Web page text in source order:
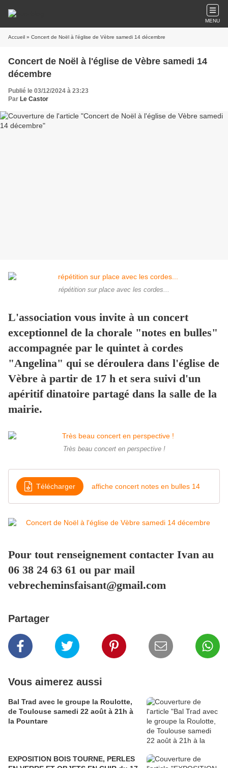
MENU
Accueil » Concert de Noël à l'église de Vèbre samedi 14 décembre
Concert de Noël à l'église de Vèbre samedi 14
décembre
Publié le 03/12/2024 à 23:23
Par Le Castor
répétition sur place avec les cordes...
L'association vous invite à un concert
exceptionnel de la chorale "notes en bulles"
accompagnée par le quintet à cordes
"Angelina" qui se déroulera dans l'église de
Vèbre à partir de 17 h et sera suivi d'un
apéritif dinatoire partagé dans la salle de la
mairie.
Très beau concert en perspective !
Télécharger affiche concert notes en bulles 14
Pour tout renseignement contacter Ivan au
06 38 24 63 61 ou par mail
vebrecheminsfaisant@gmail.com
Partager
Vous aimerez aussi
Bal Trad avec le groupe la Roulotte,
de Toulouse samedi 22 août à 21h à
la Pountare
EXPOSITION BOIS TOURNE, PERLES